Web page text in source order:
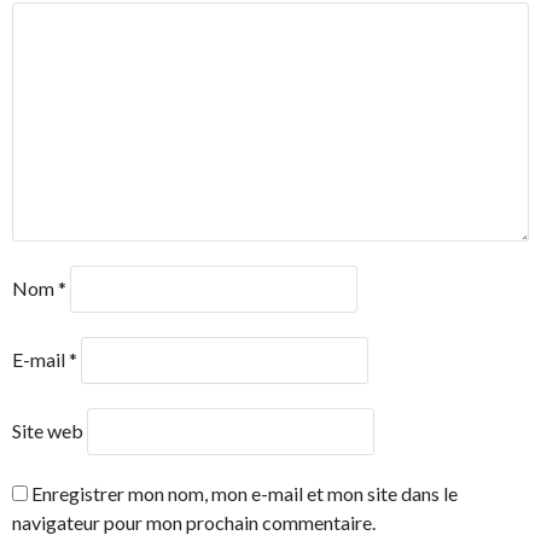
Nom*
E-mail*
Site web
Enregistrer mon nom, mon e-mail et mon site dans le
navigateur pour mon prochain commentaire.